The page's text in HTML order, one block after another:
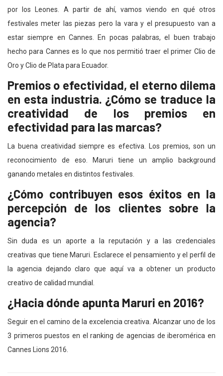
por los Leones. A partir de ahí, vamos viendo en qué otros
festivales meter las piezas pero la vara y el presupuesto van a
estar siempre en Cannes. En pocas palabras, el buen trabajo
hecho para Cannes es lo que nos permitió traer el primer Clio de
Oro y Clio de Plata para Ecuador.
Premios o efectividad, el eterno dilema
en esta industria. ¿Cómo se traduce la
creatividad de los premios en
efectividad para las marcas?
La buena creatividad siempre es efectiva. Los premios, son un
reconocimiento de eso. Maruri tiene un amplio background
ganando metales en distintos festivales.
¿Cómo contribuyen esos éxitos en la
percepción de los clientes sobre la
agencia?
Sin duda es un aporte a la reputación y a las credenciales
creativas que tiene Maruri. Esclarece el pensamiento y el perfil de
la agencia dejando claro que aquí va a obtener un producto
creativo de calidad mundial.
¿Hacia dónde apunta Maruri en 2016?
Seguir en el camino de la excelencia creativa. Alcanzar uno de los
3 primeros puestos en el ranking de agencias de iberomérica en
Cannes Lions 2016.